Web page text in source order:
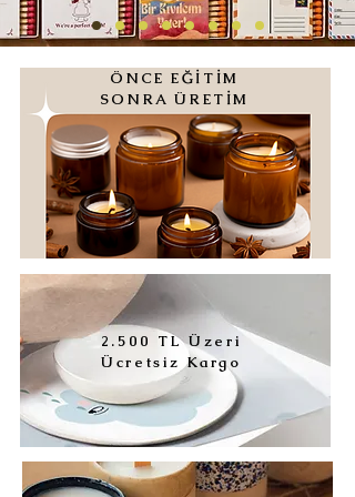
ÖNCE EĞİTİM
SONRA ÜRETİM
2.500 TL Üzeri
Ücretsiz Kargo